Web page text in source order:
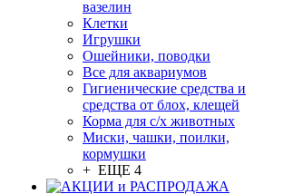
вазелин
Клетки
Игрушки
Ошейники, поводки
Все для аквариумов
Гигиенические средства и
средства от блох, клещей
Корма для с/х животных
Миски, чашки, поилки,
кормушки
+ ЕЩЕ 4